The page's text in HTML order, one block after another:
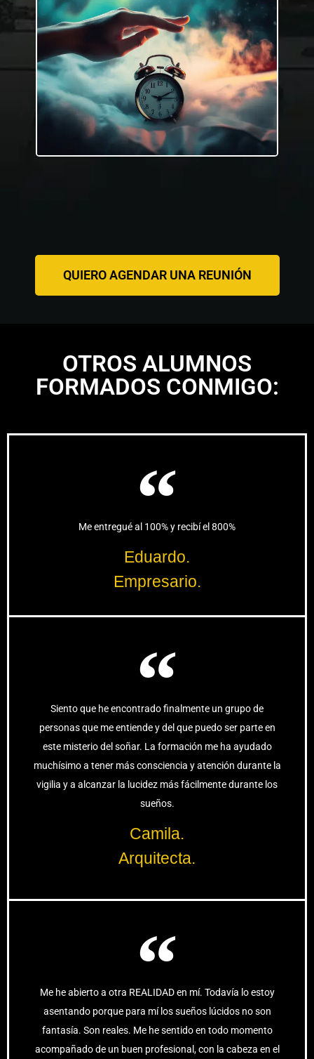
QUIERO AGENDAR UNA REUNIÓN
OTROS ALUMNOS
FORMADOS CONMIGO:
Me entregué al 100% y recibí el 800%
Eduardo.
Empresario.
Siento que he encontrado finalmente un grupo de
personas que me entiende y del que puedo ser parte en
este misterio del soñar. La formación me ha ayudado
muchísimo a tener más consciencia y atención durante la
vigilia y a alcanzar la lucidez más fácilmente durante los
sueños.
Camila.
Arquitecta.
Me he abierto a otra REALIDAD en mí. Todavía lo estoy
asentando porque para mí los sueños lúcidos no son
fantasía. Son reales. Me he sentido en todo momento
acompañado de un buen profesional, con la cabeza en el